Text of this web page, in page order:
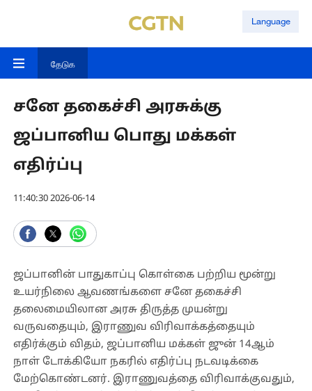
Language
தேடுக
சனே தகைச்சி அரசுக்கு
ஜப்பானிய பொது மக்கள்
எதிர்ப்பு
11:40:30 2026-06-14
ஜப்பானின் பாதுகாப்பு கொள்கை பற்றிய மூன்று
உயர்நிலை ஆவணங்களை சனே தகைச்சி
தலைமையிலான அரசு திருத்த முயன்று
வருவதையும், இராணுவ விரிவாக்கத்தையும்
எதிர்க்கும் விதம், ஜப்பானிய மக்கள் ஜுன் 14ஆம்
நாள் டோக்கியோ நகரில் எதிர்ப்பு நடவடிக்கை
மேற்கொண்டனர். இராணுவத்தை விரிவாக்குவதும்,